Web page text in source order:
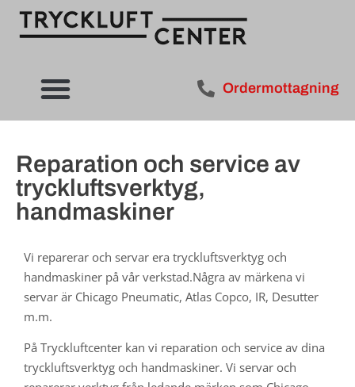
Ordermottagning
Reparation och service av
tryckluftsverktyg,
handmaskiner
Vi reparerar och servar era tryckluftsverktyg och
handmaskiner på vår verkstad.Några av märkena vi
servar är Chicago Pneumatic, Atlas Copco, IR, Desutter
m.m.
På Tryckluftcenter kan vi reparation och service av dina
tryckluftsverktyg och handmaskiner. Vi servar och